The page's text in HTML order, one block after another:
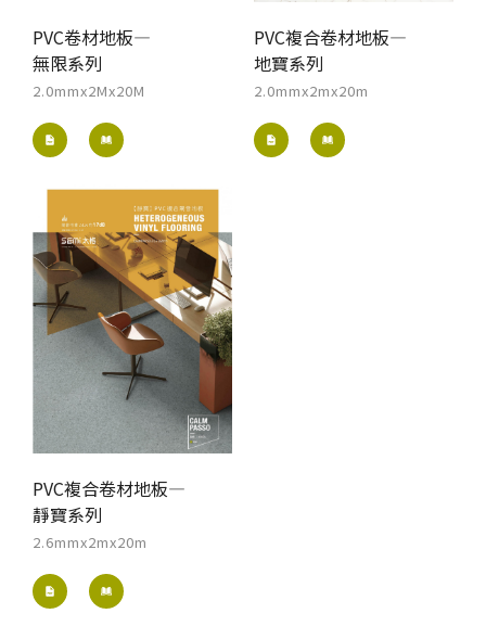
PVC卷材地板—
無限系列
2.0mmx2Mx20M
PVC複合卷材地板—
地寶系列
2.0mmx2mx20m
PVC複合卷材地板—
靜寶系列
2.6mmx2mx20m